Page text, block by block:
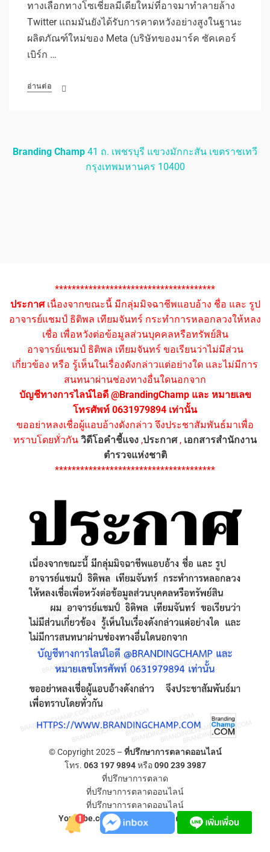
ทางเลือกทางโซเชี่ยลมีเดียใหม่ที่อาจมาทำลายล้าง
Twitter แถมมันยังได้รับการคาดหวังอย่างสูงในฐานะ
ผลิตภัณฑ์ใหม่ของ Meta (บริษัทของมาร์ค ซัคเคอร์
เบิร์ก …
อ่านต่อ
Branding Champ 41 ถ. เพชรบุรี แขวงมักกะสัน เขตราชเทวี
กรุงเทพมหานคร 10400
**************************************
ประกาศเนื่องจากขณะนี้ มีกลุ่มมิจฉาชีพแอบอ้าง ชื่อ และ รูป
อาจารย์แชมป์ ธิติพล เทียมจันทร์ กระทำการหลอกลวงให้หลง
เชื่อ เพื่อหวังต่อข้อมูลส่วนบุคคลหรือทรัพย์สิน
อาจารย์แชมป์ ธิติพล เทียมจันทร์ ขอเรียนว่าไม่มีส่วน
เกี่ยวข้อง หรือ รู้เห็นในเรื่องดังกล่าวแต่อย่างใด และไม่มีการ
สนทนาผ่านช่องทางอื่นใดนอกจาก
บัญชีทางการไลน์ไอดี @BrandingChamp และ หมายเลข
โทรศัพท์ 0631979894 เท่านั้น
ขออย่าหลงเชื่อผู้แอบอ้างดังกล่าว จึงประชาสัมพันธ์มาเพื่อ
ทราบโดยทั่วกัน วิดีโอคำชี้แจง ,ประกาศ, เอกสารสำนักงาน
ตำรวจแห่งชาติ
**************************************
© Copyright 2025 – ที่ปรึกษาการตลาดออนไลน์
โทร. 063 197 9894หรือ090 239 3987
ที่ปรึกษาการตลาด
ที่ปรึกษาการตลาดออนไลน์
ที่ปรึกษาการตลาดออนไลน์
YouTube.com/ที่ปรึกษาการตลาดออนไลน์